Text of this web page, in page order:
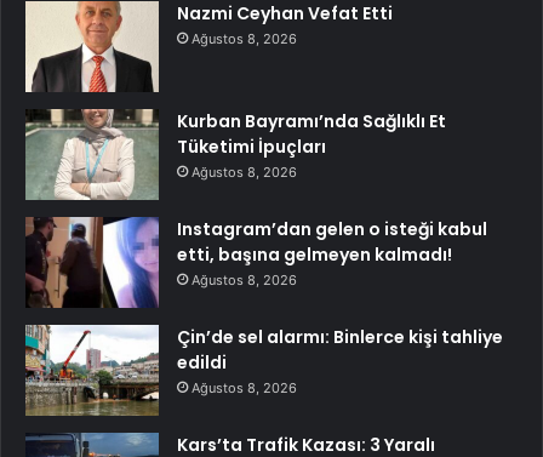
Nazmi Ceyhan Vefat Etti
Ağustos 8, 2026
Kurban Bayramı’nda Sağlıklı Et
Tüketimi İpuçları
Ağustos 8, 2026
Instagram’dan gelen o isteği kabul
etti, başına gelmeyen kalmadı!
Ağustos 8, 2026
Çin’de sel alarmı: Binlerce kişi tahliye
edildi
Ağustos 8, 2026
Kars’ta Trafik Kazası: 3 Yaralı